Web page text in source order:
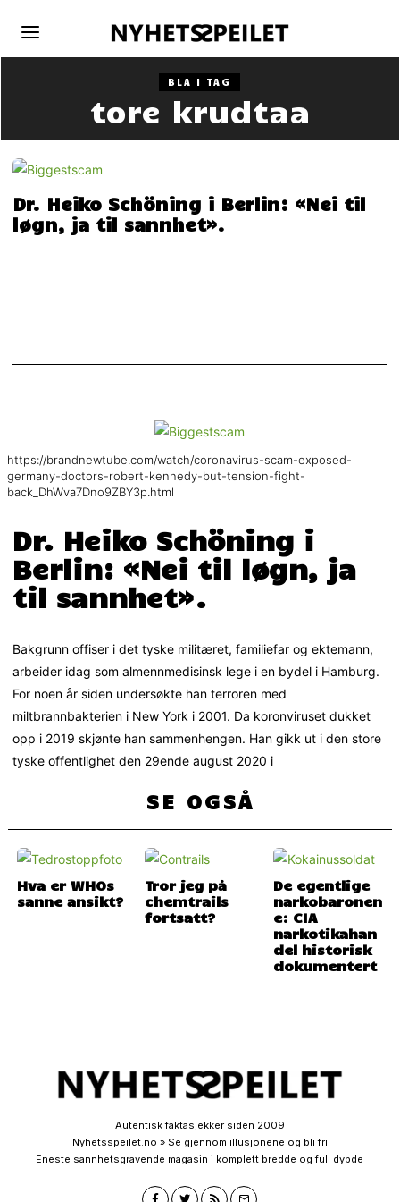
BLA I TAG
tore krudtaa
Dr. Heiko Schöning i Berlin: «Nei til
løgn, ja til sannhet».
https://brandnewtube.com/watch/coronavirus-scam-exposed-
germany-doctors-robert-kennedy-but-tension-fight-
back_DhWva7Dno9ZBY3p.html
Dr. Heiko Schöning i
Berlin: «Nei til løgn, ja
til sannhet».
Bakgrunn offiser i det tyske militæret, familiefar og ektemann,
arbeider idag som almennmedisinsk lege i en bydel i Hamburg.
For noen år siden undersøkte han terroren med
miltbrannbakterien i New York i 2001. Da koronviruset dukket
opp i 2019 skjønte han sammenhengen. Han gikk ut i den store
tyske offentlighet den 29ende august 2020 i
SE OGSÅ
Hva er WHOs
sanne ansikt?
Tror jeg på
chemtrails
fortsatt?
De egentlige
narkobaronen
e: CIA
narkotikahan
del historisk
dokumentert
Autentisk faktasjekker siden 2009
Nyhetsspeilet.no » Se gjennom illusjonene og bli fri
Eneste sannhetsgravende magasin i komplett bredde og full dybde